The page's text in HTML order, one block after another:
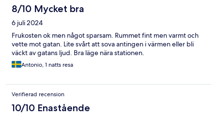
8/10 Mycket bra
6 juli 2024
Frukosten ok men något sparsam. Rummet fint men varmt och
vette mot gatan. Lite svårt att sova antingen i värmen eller bli
väckt av gatans ljud. Bra läge nära stationen.
Antonio, 1 natts resa
Verifierad recension
10/10 Enastående